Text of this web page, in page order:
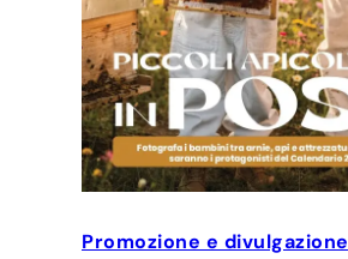
Promozione e divulgazione